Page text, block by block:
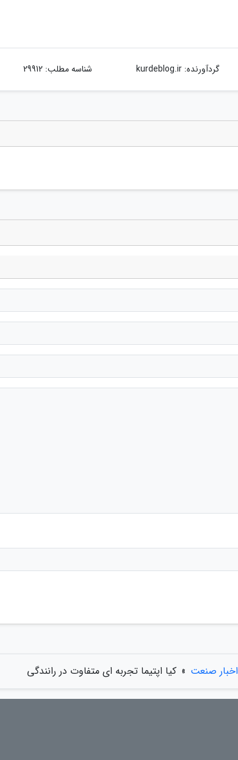
گردآورنده:kurdeblog.ir شناسه مطلب: 29912
اخبار صنعت » کیا اپتیما تجربه ای متفاوت در رانندگی